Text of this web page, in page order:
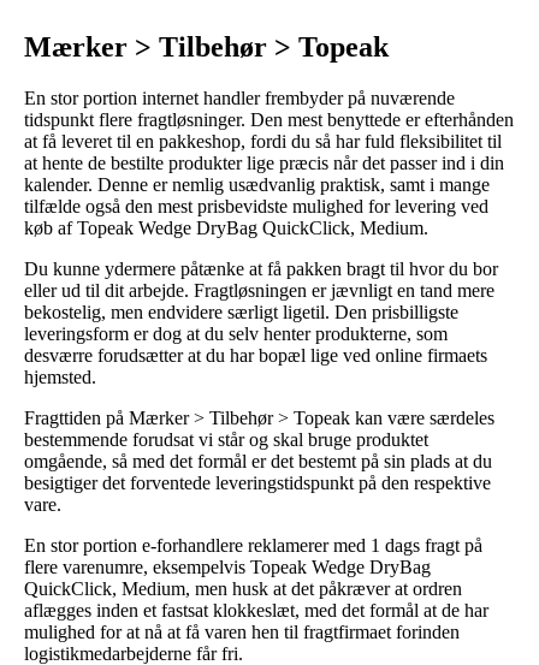
Mærker > Tilbehør > Topeak
En stor portion internet handler frembyder på nuværende
tidspunkt flere fragtløsninger. Den mest benyttede er efterhånden
at få leveret til en pakkeshop, fordi du så har fuld fleksibilitet til
at hente de bestilte produkter lige præcis når det passer ind i din
kalender. Denne er nemlig usædvanlig praktisk, samt i mange
tilfælde også den mest prisbevidste mulighed for levering ved
køb af Topeak Wedge DryBag QuickClick, Medium.
Du kunne ydermere påtænke at få pakken bragt til hvor du bor
eller ud til dit arbejde. Fragtløsningen er jævnligt en tand mere
bekostelig, men endvidere særligt ligetil. Den prisbilligste
leveringsform er dog at du selv henter produkterne, som
desværre forudsætter at du har bopæl lige ved online firmaets
hjemsted.
Fragttiden på Mærker > Tilbehør > Topeak kan være særdeles
bestemmende forudsat vi står og skal bruge produktet
omgående, så med det formål er det bestemt på sin plads at du
besigtiger det forventede leveringstidspunkt på den respektive
vare.
En stor portion e-forhandlere reklamerer med 1 dags fragt på
flere varenumre, eksempelvis Topeak Wedge DryBag
QuickClick, Medium, men husk at det påkræver at ordren
aflægges inden et fastsat klokkeslæt, med det formål at de har
mulighed for at nå at få varen hen til fragtfirmaet forinden
logistikmedarbejderne får fri.